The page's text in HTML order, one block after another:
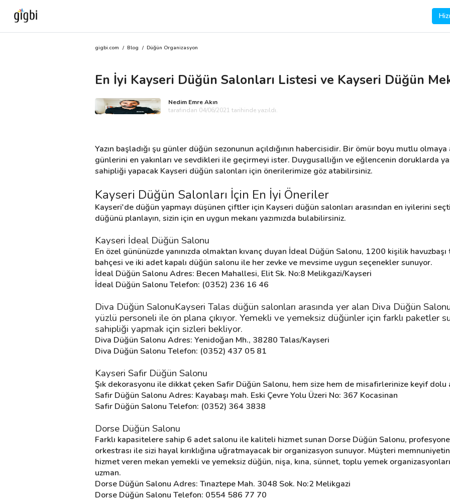
Müşteri Değerlendirmeleri
gigbi.com / Blog / Düğün Organizasyon
En İyi Kayseri Düğün Salonları Listesi ve Kayseri Düğün
Nedim Emre Akın
tarafından 04/06/2021 tarihinde yazıldı.
Yazın başladığı şu günler düğün sezonunun açıldığının habercisidir. Bir ömür boyu mutlu
günlerini en yakınları ve sevdikleri ile geçirmeyi ister. Duygusallığın ve eğlencenin doruklarda
sahipliği yapacak Kayseri düğün salonları için önerilerimize göz atabilirsiniz.
Kayseri Düğün Salonları İçin En İyi Öneriler
Kayseri'de düğün yapmayı düşünen çiftler için Kayseri düğün salonları arasından en iyilerini
düğünü planlayın, sizin için en uygun mekanı yazımızda bulabilirsiniz.
Kayseri İdeal Düğün Salonu
En özel gününüzde yanınızda olmaktan kıvanç duyan İdeal Düğün Salonu, 1200 kişilik
bahçesi ve iki adet kapalı düğün salonu ile her zevke ve mevsime uygun seçenekler sunuyor.
İdeal Düğün Salonu Adres: Becen Mahallesi, Elit Sk. No:8 Melikgazi/Kayseri
İdeal Düğün Salonu Telefon: (0352) 236 16 46
Diva Düğün SalonuKayseri Talas düğün salonları arasında yer alan Diva Düğün
yüzlü personeli ile ön plana çıkıyor. Yemekli ve yemeksiz düğünler için farklı paketler
sahipliği yapmak için sizleri bekliyor.
Diva Düğün Salonu Adres: Yenidoğan Mh., 38280 Talas/Kayseri
Diva Düğün Salonu Telefon: (0352) 437 05 81
Kayseri Safir Düğün Salonu
Şık dekorasyonu ile dikkat çeken Safir Düğün Salonu, hem size hem de misafirlerinize keyif dolu
Safir Düğün Salonu Adres: Kayabaşı mah. Eski Çevre Yolu Üzeri No: 367 Kocasinan
Safir Düğün Salonu Telefon: (0352) 364 3838
Dorse Düğün Salonu
Farklı kapasitelere sahip 6 adet salonu ile kaliteli hizmet sunan Dorse Düğün Salonu,
orkestrası ile sizi hayal kırıklığına uğratmayacak bir organizasyon sunuyor. Müşteri
hizmet veren mekan yemekli ve yemeksiz düğün, nişa, kına, sünnet, toplu yemek
uzman.
Dorse Düğün Salonu Adres: Tınaztepe Mah. 3048 Sok. No:2 Melikgazi
Dorse Düğün Salonu Telefon: 0554 586 77 70